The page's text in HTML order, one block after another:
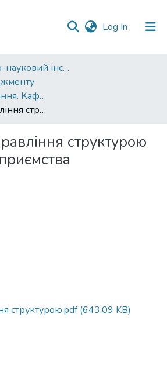
Log In (current)
Навчально-науковий інститут економіки, управління, права та інформаційних технологій
Друковані видання. Кафедра менеджменту ім. І.А. Маркіної
Оцінка та управління структурою капіталу підприємства
структурою
структурою.pdf(643.09 KB)